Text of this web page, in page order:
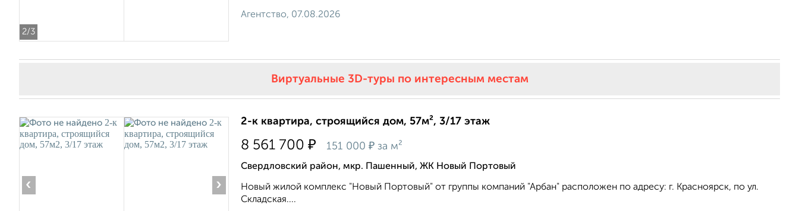
2/3
Агентство, 07.08.2026
Виртуальные 3D-туры по интересным местам
‹ ›
2-к квартира, строящийся дом, 57м², 3/17 этаж
8 561 700 ₽ 151 000 ₽ за м²
Свердловский район, мкр. Пашенный, ЖК Новый Портовый
Новый жилой комплекс "Новый Портовый" от группы компаний "Арбан" расположен по адресу: г. Красноярск, по ул.
Складская....